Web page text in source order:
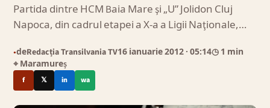
Partida dintre HCM Baia Mare şi „U” Jolidon Cluj
Napoca, din cadrul etapei a X-a a Ligii Naţionale,…
●deRedacția Transilvania TV16 ianuarie 2012 · 05:14◷ 1 min
⌖ Maramureș
f 𝕏 in wa